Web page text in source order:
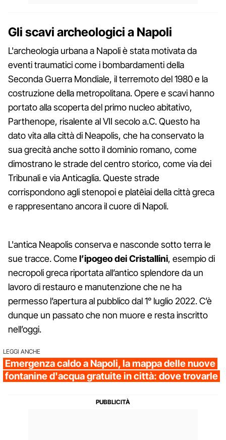
Gli scavi archeologici a Napoli
L'archeologia urbana a Napoli è stata motivata da
eventi traumatici come i bombardamenti della
Seconda Guerra Mondiale, il terremoto del 1980 e la
costruzione della metropolitana. Opere e scavi hanno
portato alla scoperta del primo nucleo abitativo,
Parthenope, risalente al VII secolo a.C. Questo ha
dato vita alla città di Neapolis, che ha conservato la
sua grecità anche sotto il dominio romano, come
dimostrano le strade del centro storico, come via dei
Tribunali e via Anticaglia. Queste strade
corrispondono agli stenopoi e platēiai della città greca
e rappresentano ancora il cuore di Napoli.
L'antica Neapolis conserva e nasconde sotto terra le
sue tracce. Comel’ipogeo dei Cristallini, esempio di
necropoli greca riportata all’antico splendore da un
lavoro di restauro e manutenzione che ne ha
permesso l’apertura al pubblico dal 1° luglio 2022. C’è
dunque un passato che non muore e resta inscritto
nell’oggi.
LEGGI ANCHE
Emergenza caldo a Napoli, la mappa delle nuove
fontanine d'acqua gratuite in città: dove trovarle